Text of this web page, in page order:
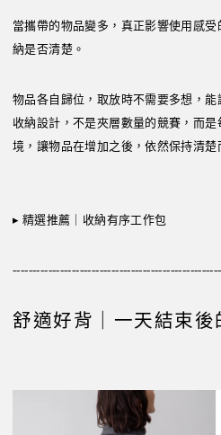
當攜帶的物品變多，真正影響使用感
納是否清楚。
物品各自歸位，取放時不需要多想，
收納設計，不是夾層數量的競賽，而
境，讓物品在增加之後，依然保持清楚
▸ 精選推薦｜收納有序工作包
舒適好背｜一天結束後